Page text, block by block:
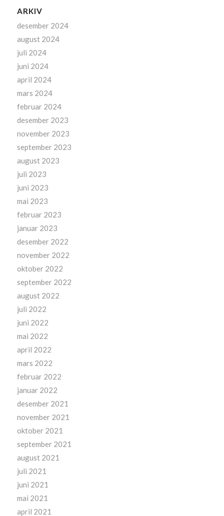
ARKIV
desember 2024
august 2024
juli 2024
juni 2024
april 2024
mars 2024
februar 2024
desember 2023
november 2023
september 2023
august 2023
juli 2023
juni 2023
mai 2023
februar 2023
januar 2023
desember 2022
november 2022
oktober 2022
september 2022
august 2022
juli 2022
juni 2022
mai 2022
april 2022
mars 2022
februar 2022
januar 2022
desember 2021
november 2021
oktober 2021
september 2021
august 2021
juli 2021
juni 2021
mai 2021
april 2021